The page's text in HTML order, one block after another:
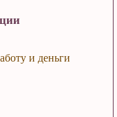
и деньги